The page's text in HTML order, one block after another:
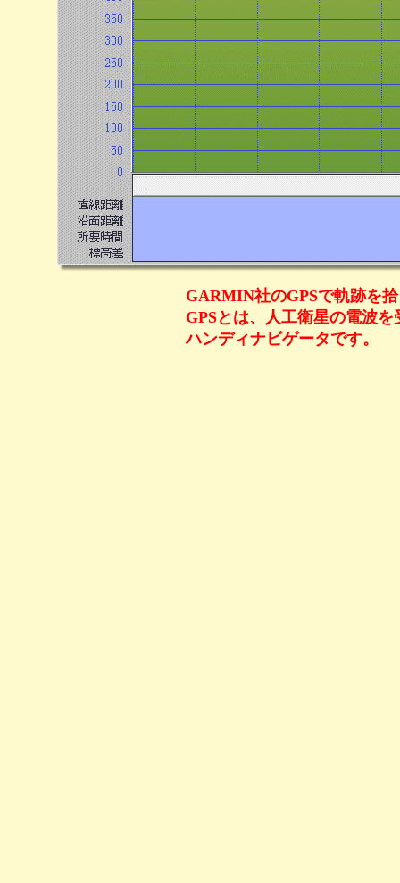
GARMIN社のGPSで軌跡を
GPSとは、人工衛星の電波
ハンディナビゲータです。